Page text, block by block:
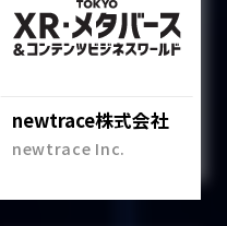
newtrace株式会社
newtrace Inc.